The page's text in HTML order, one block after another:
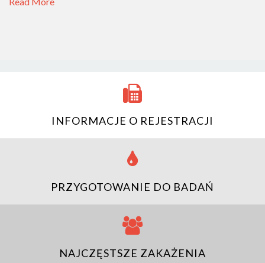
INFORMACJE O REJESTRACJI
PRZYGOTOWANIE DO BADAŃ
NAJCZĘSTSZE ZAKAŻENIA